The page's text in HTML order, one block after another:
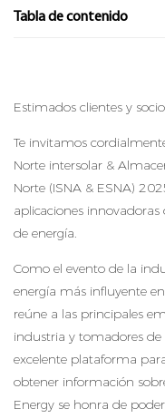
Tabla de contenido
Estimados clientes y
Te invitamos
Norte intersolar &
Norte (ISNA & ESNA)
aplicaciones
de energía.
Como el evento de la
energía más influyente
reúne a las principales
industria y tomadores de
excelente plataforma
obtener información
Energy se honra de